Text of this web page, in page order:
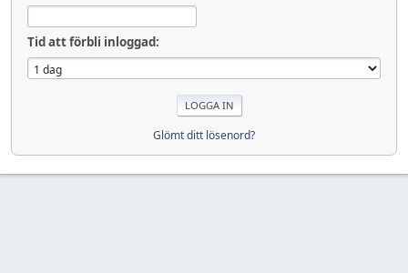
Tid att förbli inloggad:
Glömt ditt lösenord?